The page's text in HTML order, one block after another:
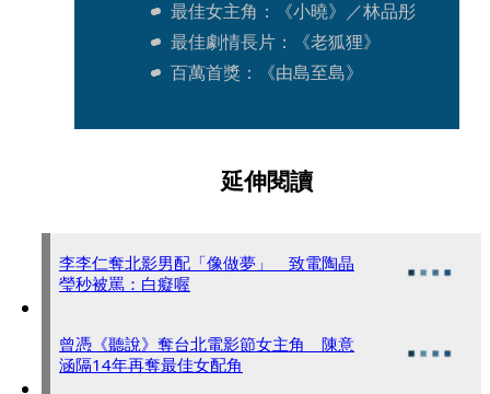
最佳女主角：《小曉》／林品彤
最佳劇情長片：《老狐狸》
百萬首獎：《由島至島》
延伸閱讀
李李仁奪北影男配「像做夢」 致電陶晶
瑩秒被罵：白癡喔
曾憑《聽說》奪台北電影節女主角 陳意
涵隔14年再奪最佳女配角